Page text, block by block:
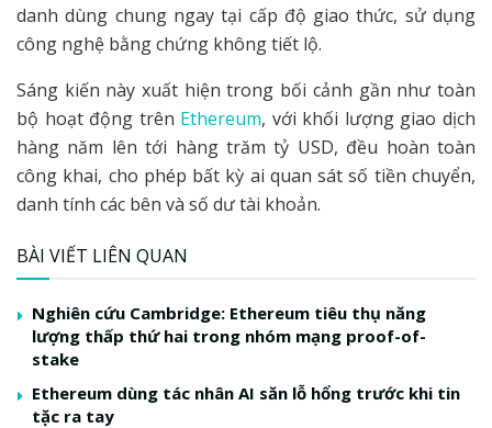
danh dùng chung ngay tại cấp độ giao thức, sử dụng
công nghệ bằng chứng không tiết lộ.
Sáng kiến này xuất hiện trong bối cảnh gần như toàn
bộ hoạt động trên Ethereum, với khối lượng giao dịch
hàng năm lên tới hàng trăm tỷ USD, đều hoàn toàn
công khai, cho phép bất kỳ ai quan sát số tiền chuyển,
danh tính các bên và số dư tài khoản.
BÀI VIẾT LIÊN QUAN
Nghiên cứu Cambridge: Ethereum tiêu thụ năng
lượng thấp thứ hai trong nhóm mạng proof-of-
stake
Ethereum dùng tác nhân AI săn lỗ hổng trước khi tin
tặc ra tay